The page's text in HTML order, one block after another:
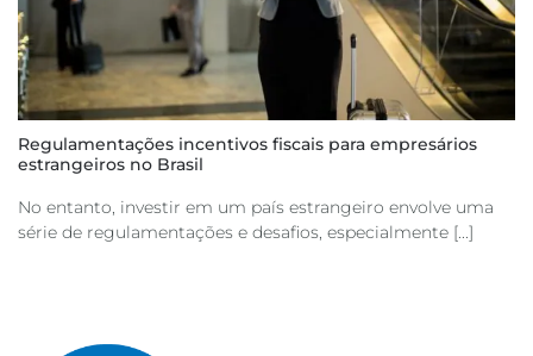
Regulamentações incentivos fiscais para empresários
estrangeiros no Brasil
No entanto, investir em um país estrangeiro envolve uma
série de regulamentações e desafios, especialmente [...]